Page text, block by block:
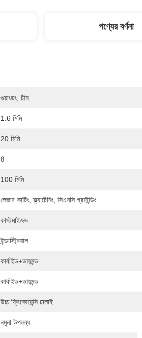
পণ্যের বর্ণনা
গুয়াংডং, চীন
1.6 মিমি
20 মিমি
8
100 মিমি
লেজার কাটিং, ফ্ল্যাটেনিং, সিএনসি গ্রাইন্ডিং
কাস্টমাইজড
ইন্ডাস্ট্রিয়াল
কার্বাইড+ডায়মন্ড
কার্বাইড+ডায়মন্ড
উচ্চ ফ্রিকোয়েন্সি ঢালাই
নমুনা উপলব্ধ